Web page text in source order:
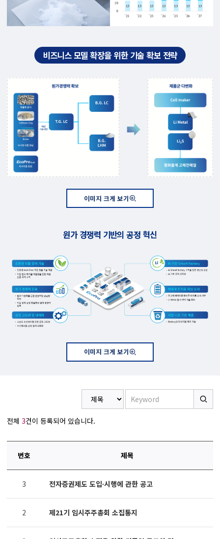
비즈니스 모델 확장을 위한 기술 확보 전략
이미지 크게 보기
원가 경쟁력 기반의 공정 혁신
이미지 크게 보기
전체 3건이 등록되어 있습니다.
작성자,
조회수,
작성일
번호 제목
3 전자증권제도 도입∙시행에 관한 공고
2 제21기 임시주주총회 소집통지